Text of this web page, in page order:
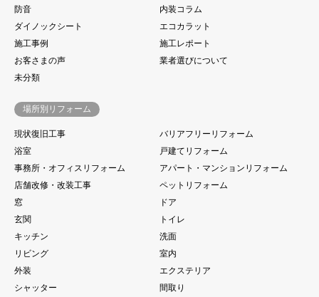
防音
内装コラム
ダイノックシート
エコカラット
施工事例
施工レポート
お客さまの声
業者選びについて
未分類
場所別リフォーム
現状復旧工事
バリアフリーリフォーム
浴室
戸建てリフォーム
事務所・オフィスリフォーム
アパート・マンションリフォーム
店舗改修・改装工事
ペットリフォーム
窓
ドア
玄関
トイレ
キッチン
洗面
リビング
室内
外装
エクステリア
シャッター
間取り